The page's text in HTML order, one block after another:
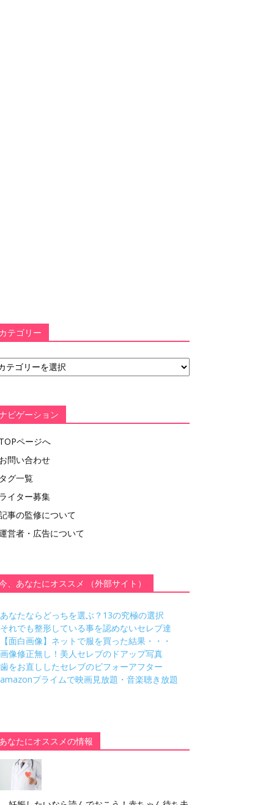
カテゴリー
ビゲーション
TOPページへ
お問い合わせ
タグ一覧
ライター募集
事の監修について
営者・広告について
、あなたにオススメ （外部サイト）
あなたならどっちを選ぶ？13の究極の選択
それでも整形している事を認めないセレブ達
【面白画像】ネットで服を買った結果・・・
画像修正無し！美人セレブのドアップ写真
歯をお直ししたセレブのビフォーアフター
amazonプライムで映画見放題・音楽聴き放題
あなたにオススメの情報